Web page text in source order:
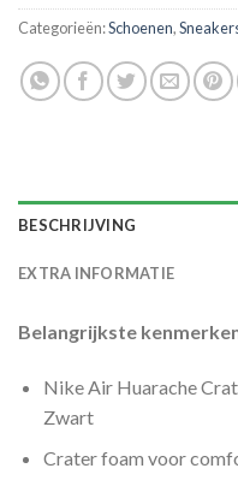
Categorieën:Schoenen,
BESCHRIJVING
EXTRA INFORMATIE
Belangrijkste
Nike Air Huarache
Zwart
Crater foam voor